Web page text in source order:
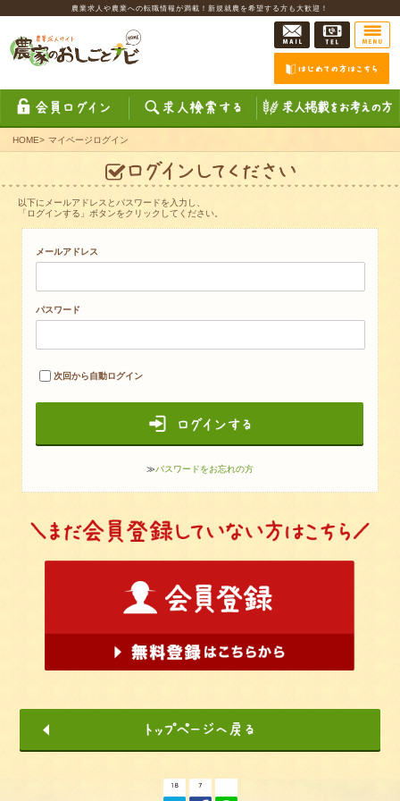
農業求人や農業への転職情報が満載！新規就農を希望する方も大歓迎！
HOME> マイページログイン
以下にメールアドレスとパスワードを入力し、
「ログインする」ボタンをクリックしてください。
メールアドレス
パスワード
次回から自動ログイン
≫パスワードをお忘れの方